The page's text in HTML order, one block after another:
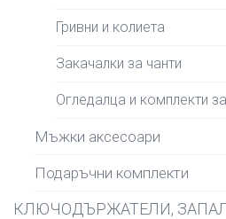
Гривни и колиета
Закачалки за чанти
Огледалца и комплекти
Мъжки аксесоари
Подаръчни комплекти
КЛЮЧОДЪРЖАТЕЛИ,